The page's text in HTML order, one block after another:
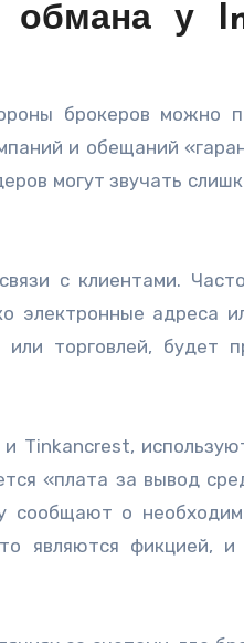
обмана у
брокеров можно
и обещаний
могут звучать
с клиентами.
электронные адреса
торговлей, будет
Tinkancrest,
«плата за вывод
сообщают о
являются фикцией,